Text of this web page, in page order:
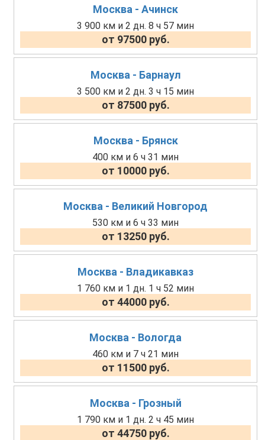
Москва - Ачинск
3 900 км и 2 дн. 8 ч 57 мин
от 97500 руб.
Москва - Барнаул
3 500 км и 2 дн. 3 ч 15 мин
от 87500 руб.
Москва - Брянск
400 км и 6 ч 31 мин
от 10000 руб.
Москва - Великий Новгород
530 км и 6 ч 33 мин
от 13250 руб.
Москва - Владикавказ
1 760 км и 1 дн. 1 ч 52 мин
от 44000 руб.
Москва - Вологда
460 км и 7 ч 21 мин
от 11500 руб.
Москва - Грозный
1 790 км и 1 дн. 2 ч 45 мин
от 44750 руб.